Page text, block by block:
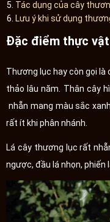
Tác dụng của cây
Lưu ý khi sử dụng
Đặc điểm thực
Thương lục hay còn gọi là
thảo lâu năm. Thân cây
nhẵn mang màu sắc
rất ít khi phân nhánh.
Lá cây thương lục rất
ngược, đầu lá nhọn, phiến